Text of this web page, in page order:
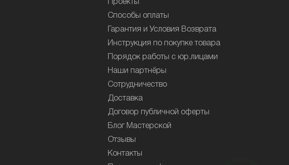
Проекты
Способы оплаты
Гарантия и Условия Возврата
Инструкция по покупке товара
Порядок работы с юр.лицами
Наши партнёры
Сотрудничество
Доставка
Договор публичной оферты
Блог Мастерской
Отзывы
Контакты